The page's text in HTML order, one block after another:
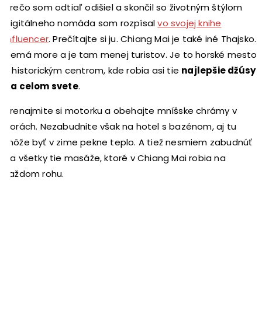
Prečo som odtiaľ odišiel a skončil so životným štýlom
digitálneho nomáda som rozpísalvo svojej knihe
Influencer. Prečítajte si ju. Chiang Mai je také iné Thajsko.
Nemá more a je tam menej turistov. Je to horské mesto
s historickým centrom, kde robia asi tie najlepšie džúsy
na celom svete.
Prenajmite si motorku a obehajte mníšske chrámy v
horách. Nezabudnite však na hotel s bazénom, aj tu
môže byť v zime pekne teplo. A tiež nesmiem zabudnúť
na všetky tie masáže, ktoré v Chiang Mai robia na
každom rohu.